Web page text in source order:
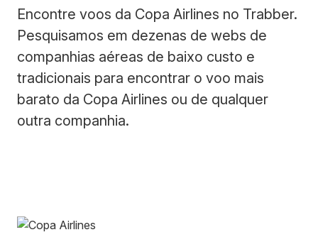
Encontre voos da Copa Airlines no Trabber.
Pesquisamos em dezenas de webs de
companhias aéreas de baixo custo e
tradicionais para encontrar o voo mais
barato da Copa Airlines ou de qualquer
outra companhia.